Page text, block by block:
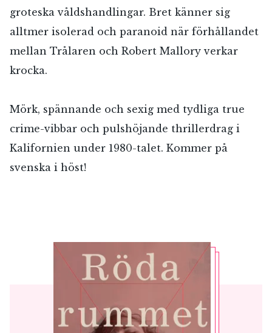
groteska våldshandlingar. Bret känner sig
alltmer isolerad och paranoid när förhållandet
mellan Trålaren och Robert Mallory verkar
krocka.
Mörk, spännande och sexig med tydliga true
crime-vibbar och pulshöjande thrillerdrag i
Kalifornien under 1980-talet. Kommer på
svenska i höst!